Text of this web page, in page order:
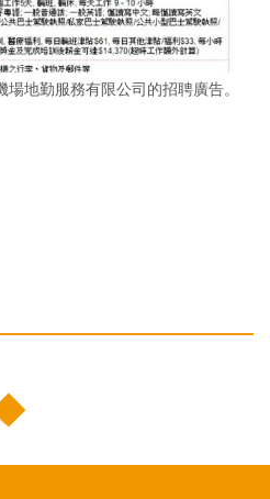
地勤服務有限公司的招聘廣告。